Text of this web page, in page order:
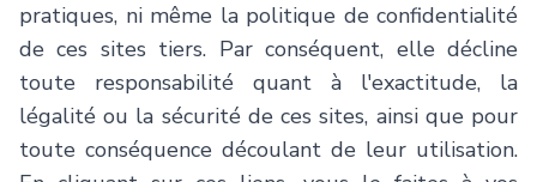
pratiques, ni même la politique de confidentialité
de ces sites tiers. Par conséquent, elle décline
toute responsabilité quant à l'exactitude, la
légalité ou la sécurité de ces sites, ainsi que pour
toute conséquence découlant de leur utilisation.